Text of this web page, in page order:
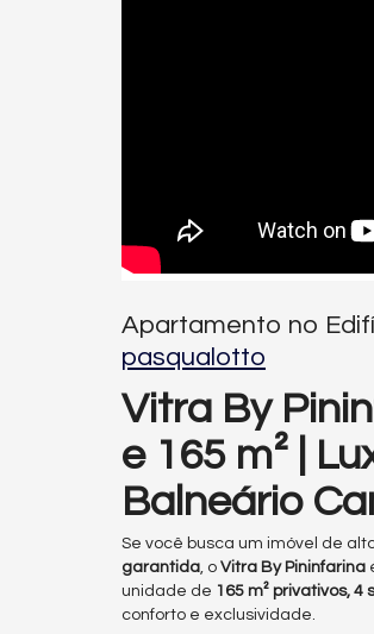
Apartamento no
pasqualotto
Vitra By
e 165 m² |
Balneário
Se você busca um imóvel de
garantida, o Vitra By Pininfarina
unidade de 165 m² privativos,
conforto e exclusividade.